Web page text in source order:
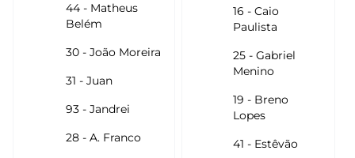
44 - Matheus
Belém
30 - João Moreira
31 - Juan
93 - Jandrei
28 - A. Franco
16 - Caio
Paulista
25 - Gabriel
Menino
19 - Breno
Lopes
41 - Estêvão